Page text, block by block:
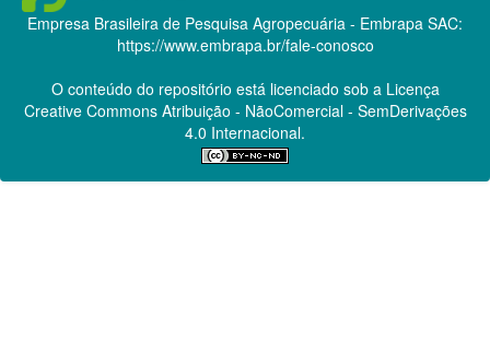
Empresa Brasileira de Pesquisa Agropecuária - Embrapa SAC:
https://www.embrapa.br/fale-conosco
O conteúdo do repositório está licenciado sob a Licença
Creative CommonsAtribuição - NãoComercial - SemDerivações
4.0 Internacional.